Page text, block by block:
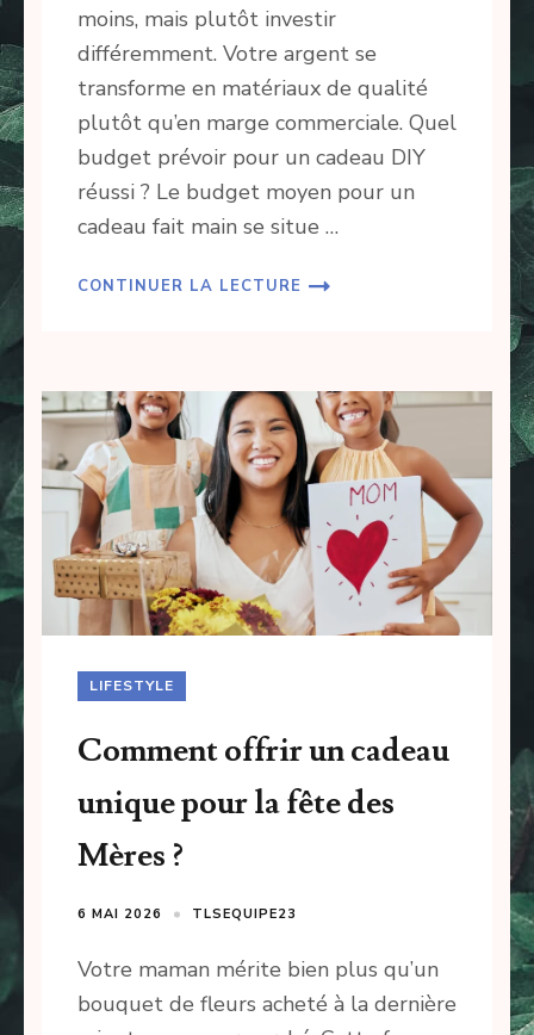
moins, mais plutôt investir
différemment. Votre argent se
transforme en matériaux de qualité
plutôt qu’en marge commerciale. Quel
budget prévoir pour un cadeau DIY
réussi ? Le budget moyen pour un
cadeau fait main se situe …
CONTINUER LA LECTURE
LIFESTYLE
Comment offrir un cadeau
unique pour la fête des
Mères ?
6 MAI 2026 TLSEQUIPE23
Votre maman mérite bien plus qu’un
bouquet de fleurs acheté à la dernière